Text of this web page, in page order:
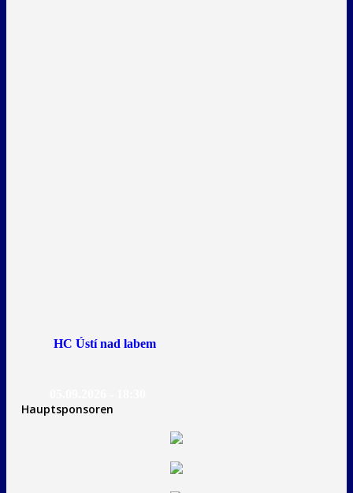
HC Ústí nad labem
Hauptsponsoren